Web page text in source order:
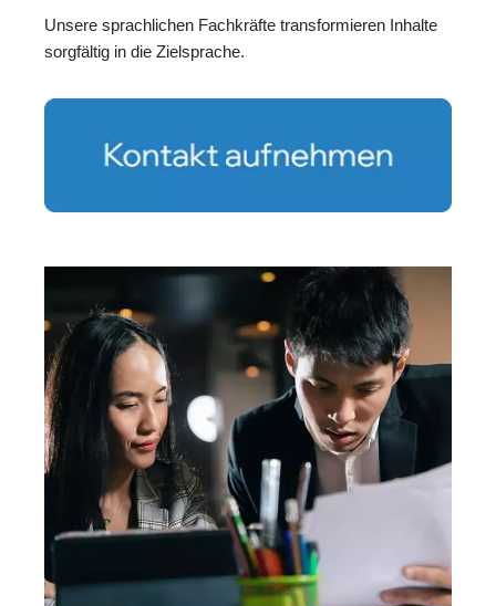
Unsere sprachlichen Fachkräfte transformieren Inhalte
sorgfältig in die Zielsprache.